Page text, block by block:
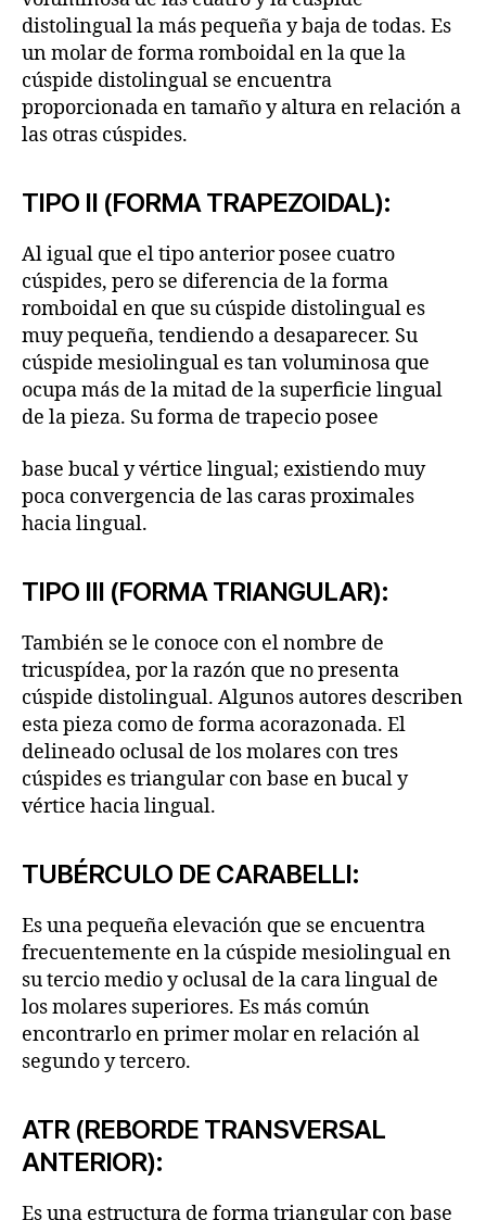
distolingual la más pequeña y baja de todas. Es
un molar de forma romboidal en la que la
cúspide distolingual se encuentra
proporcionada en tamaño y altura en relación a
las otras cúspides.
TIPO II (FORMA TRAPEZOIDAL):
Al igual que el tipo anterior posee cuatro
cúspides, pero se diferencia de la forma
romboidal en que su cúspide distolingual es
muy pequeña, tendiendo a desaparecer. Su
cúspide mesiolingual es tan voluminosa que
ocupa más de la mitad de la superficie lingual
de la pieza. Su forma de trapecio posee
base bucal y vértice lingual; existiendo muy
poca convergencia de las caras proximales
hacia lingual.
TIPO III (FORMA TRIANGULAR):
También se le conoce con el nombre de
tricuspídea, por la razón que no presenta
cúspide distolingual. Algunos autores describen
esta pieza como de forma acorazonada. El
delineado oclusal de los molares con tres
cúspides es triangular con base en bucal y
vértice hacia lingual.
TUBÉRCULO DE CARABELLI:
Es una pequeña elevación que se encuentra
frecuentemente en la cúspide mesiolingual en
su tercio medio y oclusal de la cara lingual de
los molares superiores. Es más común
encontrarlo en primer molar en relación al
segundo y tercero.
ATR (REBORDE TRANSVERSAL
ANTERIOR):
Es una estructura de forma triangular con base